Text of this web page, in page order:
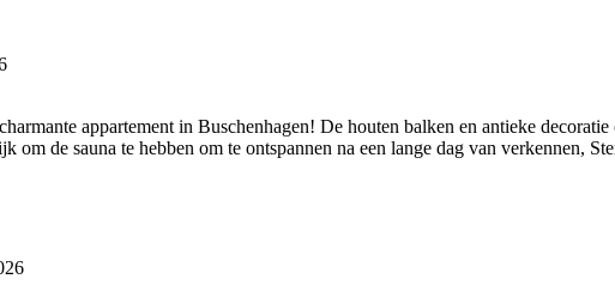
appartement in Buschenhagen! De houten balken en antieke
om de sauna te hebben om te ontspannen na een lange dag van verkennen,